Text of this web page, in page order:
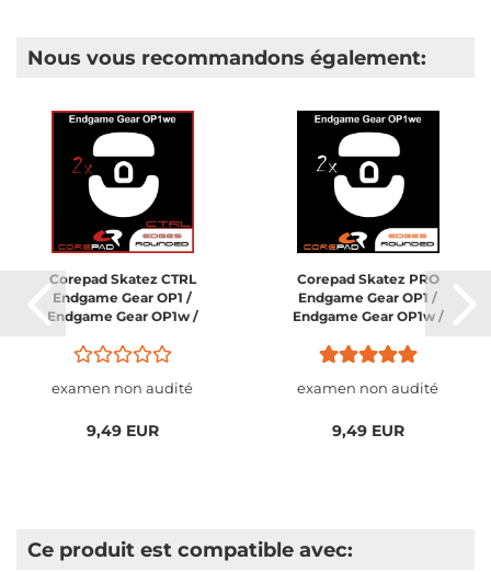
Nous vous recommandons également:
Corepad Skatez CTRL
Endgame Gear OP1 /
Endgame Gear OP1w /
Endgame Gear OP1 RGB
examen non audité
9,49 EUR
Corepad Skatez PRO
Endgame Gear OP1 /
Endgame Gear OP1w /
Endgame Gear OP1 RGB
examen non audité
9,49 EUR
Ce produit est compatible avec: